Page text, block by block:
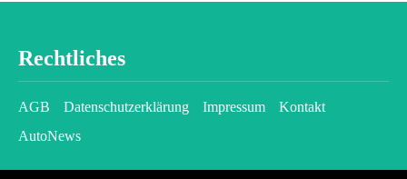
Rechtliches
AGB Datenschutzerklärung Impressum
Kontakt
AutoNews